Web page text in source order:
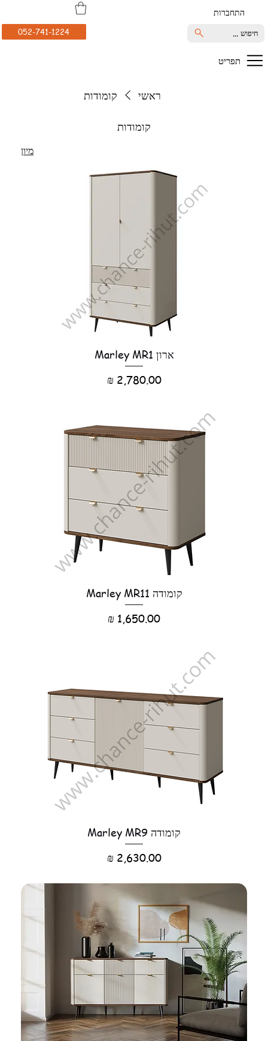
052-741-1224
תפריט
התחברות
חיפוש ...
ראשי קומודות
קומודות
מיון
ארון Marley MR1
מחיר‏2,780.00 ‏₪
קומודה Marley MR11
מחיר
קומודה Marley MR9
מחיר‏2,630.00 ‏₪